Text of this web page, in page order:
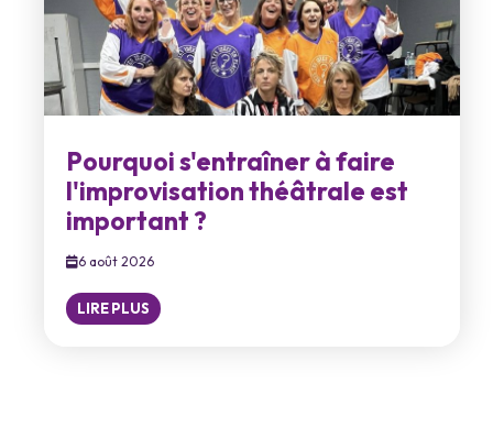
Pourquoi s'entraîner à faire
l'improvisation théâtrale est
important ?
6 août 2026
LIRE PLUS